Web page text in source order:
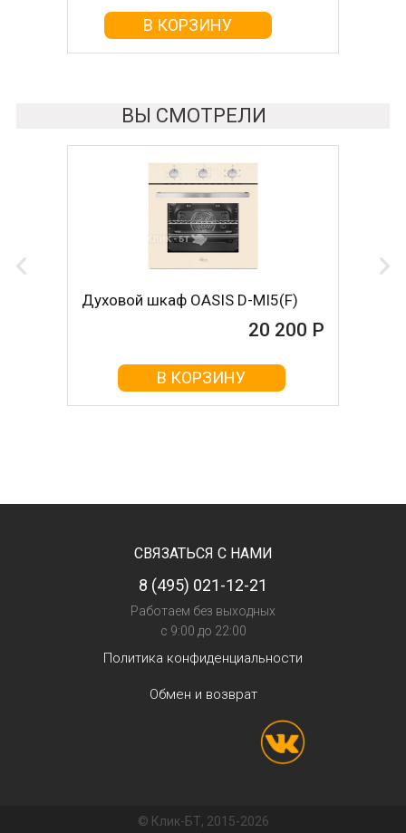
В КОРЗИНУ
В КОРЗИНУ
ВЫ СМОТРЕЛИ
Духовой шкаф OASIS D-MI5(F)
20 200 Р
В КОРЗИНУ
СВЯЗАТЬСЯ С НАМИ
8 (495) 021-12-21
Работаем без выходных
с 9:00 до 22:00
Политика конфиденциальности
Обмен и возврат
© Клик-БТ, 2015-2026